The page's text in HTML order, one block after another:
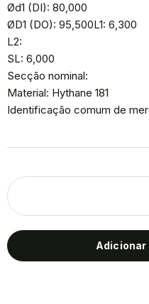
Ød1 (DI): 80,000
ØD1 (DO): 95,500L1: 6,300
L2:
SL: 6,000
Secção nominal:
Material: Hythane 181
Identificação comum de
Adicionar